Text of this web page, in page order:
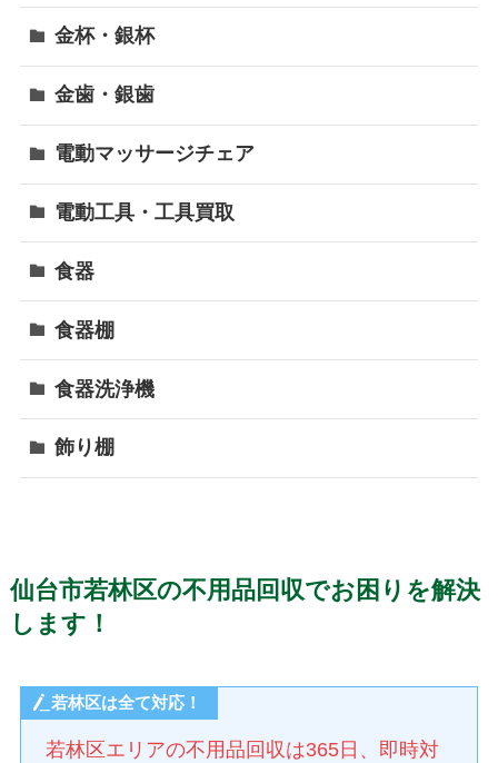
金杯・銀杯
金歯・銀歯
電動マッサージチェア
電動工具・工具買取
食器
食器棚
食器洗浄機
飾り棚
仙台市若林区の不用品回収でお困りを解決
します！
若林区は全て対応！
若林区エリアの不用品回収は365日、即時対